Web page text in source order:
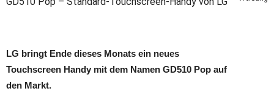
LG bringt Ende dieses Monats ein neues
Touchscreen Handy mit dem Namen GD510 Pop auf
den Markt.